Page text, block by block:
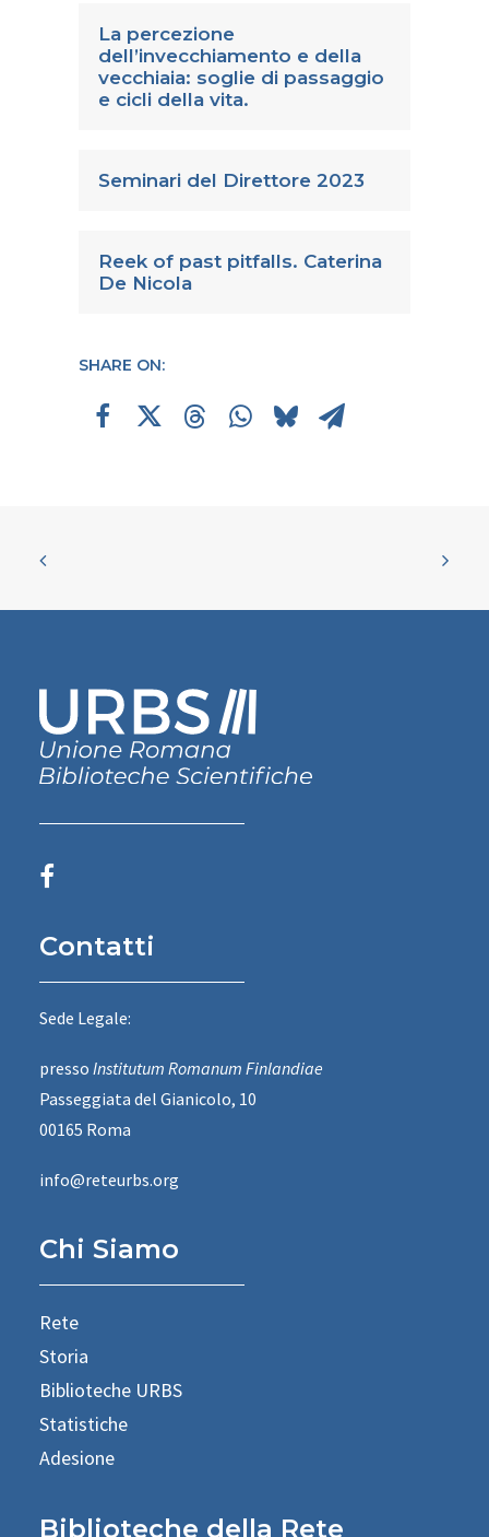
La percezione
dell’invecchiamento e della
vecchiaia: soglie di passaggio
e cicli della vita.
Seminari del Direttore 2023
Reek of past pitfalls. Caterina
De Nicola
SHARE ON:
Contatti
Sede Legale:
presso Institutum Romanum Finlandiae
Passeggiata del Gianicolo, 10
00165 Roma
info@reteurbs.org
Chi Siamo
Rete
Storia
Biblioteche URBS
Statistiche
Adesione
Biblioteche della Rete